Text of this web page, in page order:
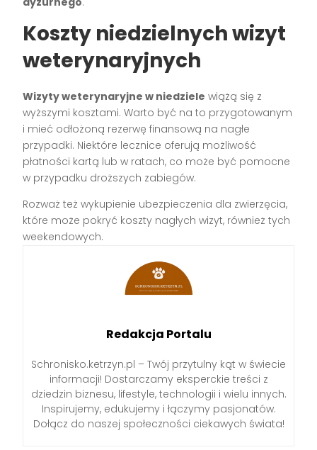
Koszty niedzielnych wizyt
weterynaryjnych
Wizyty weterynaryjne w niedziele wiążą się z
wyższymi kosztami. Warto być na to przygotowanym
i mieć odłożoną rezerwę finansową na nagłe
przypadki. Niektóre lecznice oferują możliwość
płatności kartą lub w ratach, co może być pomocne
w przypadku droższych zabiegów.
Rozważ też wykupienie ubezpieczenia dla zwierzęcia,
które może pokryć koszty nagłych wizyt, również tych
weekendowych.
Redakcja Portalu
Schronisko.ketrzyn.pl – Twój przytulny kąt w świecie
informacji! Dostarczamy eksperckie treści z
dziedzin biznesu, lifestyle, technologii i wielu innych.
Inspirujemy, edukujemy i łączymy pasjonatów.
Dołącz do naszej społeczności ciekawych świata!